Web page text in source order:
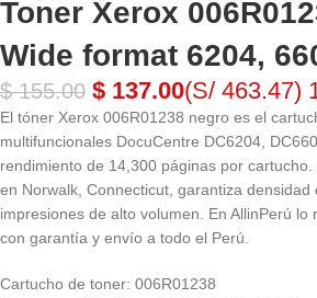
Toner Xerox
Wide format 6204,
$155.00 $ 137.00(S/ 463.47)
El tóner Xerox 006R01238 negro es el
multifuncionales DocuCentre DC6204,
rendimiento de 14,300 páginas por
en Norwalk, Connecticut, garantiza
impresiones de alto volumen. En AllinPerú lo
con garantía y envío a todo el Perú.
Cartucho de toner: 006R01238